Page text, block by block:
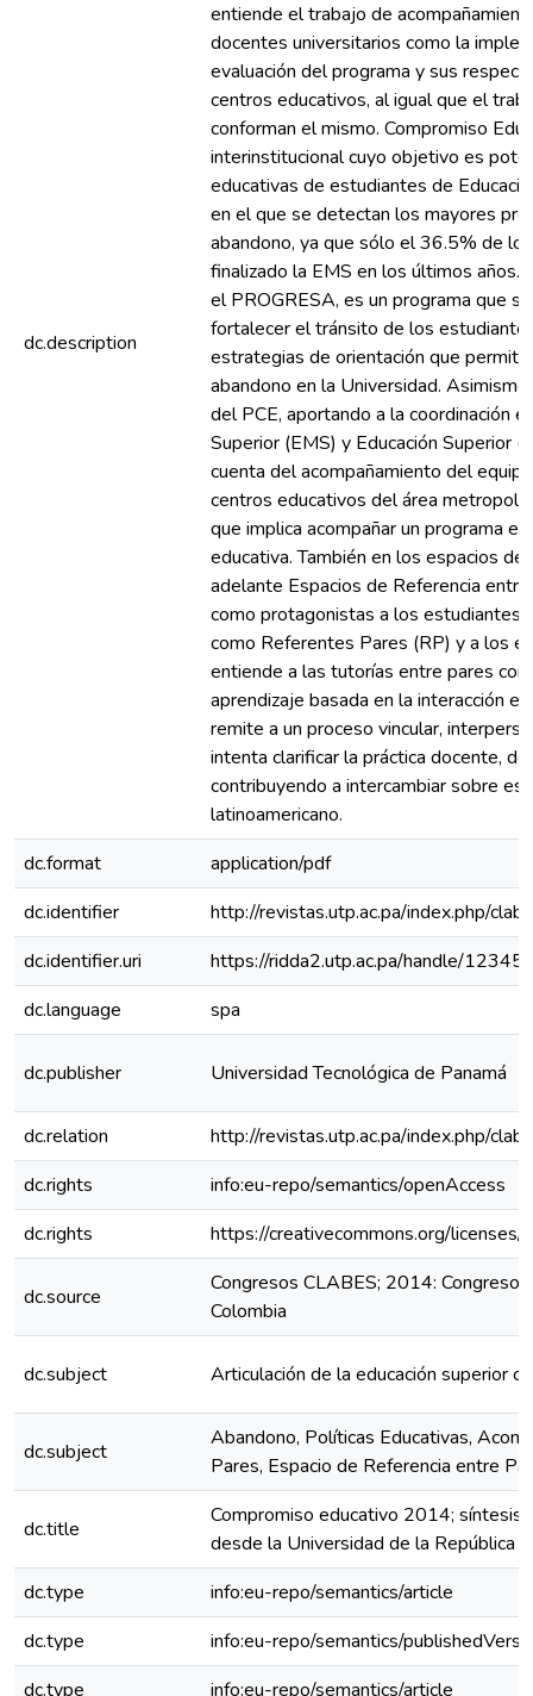
dc.description
entiende el trabajo de
docentes universitarios como la
evaluación del programa y sus
centros educativos, al igual que el
conforman el mismo. Compromiso
interinstitucional cuyo objetivo es
educativas de estudiantes de
en el que se detectan los mayores
abandono, ya que sólo el 36.5% de
finalizado la EMS en los últimos años.
el PROGRESA, es un programa que
fortalecer el tránsito de los
estrategias de orientación que
abandono en la Universidad.
del PCE, aportando a la coordinación
Superior (EMS) y Educación Superior
cuenta del acompañamiento del
centros educativos del área
que implica acompañar un programa
educativa. También en los espacios
adelante Espacios de Referencia
como protagonistas a los estudiantes
como Referentes Pares (RP) y a los
entiende a las tutorías entre pares
aprendizaje basada en la interacción
remite a un proceso vincular,
intenta clarificar la práctica docente,
contribuyendo a intercambiar sobre
latinoamericano.
dc.format
application/pdf
dc.identifier
http://revistas.utp.ac.pa/index.php/
dc.identifier.uri
https://ridda2.utp.ac.pa/handle/
dc.language
spa
dc.publisher Universidad Tecnológica de Panamá
dc.relation
http://revistas.utp.ac.pa/index.php/
dc.rights
info:eu-repo/semantics/openAccess
dc.rights
https://creativecommons.org/
dc.source
Congresos CLABES; 2014: Congreso
Colombia
dc.subject Articulación de la educación superior
dc.subject
Abandono, Políticas Educativas,
Pares, Espacio de Referencia entre
dc.title
Compromiso educativo 2014; síntesis
desde la Universidad de la República
dc.type
info:eu-repo/semantics/article
dc.type
info:eu-repo/semantics/
dc.type
info:eu-repo/semantics/article